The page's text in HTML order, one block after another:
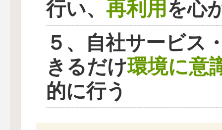
行い、 再利用を心
５、自社サービス
きるだけ環境に意
的に行う